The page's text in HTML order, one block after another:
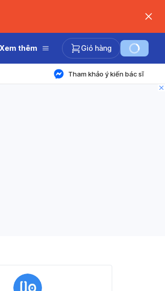
Xem thêm Giỏ hàng
Tham khảo ý kiến bác sĩ